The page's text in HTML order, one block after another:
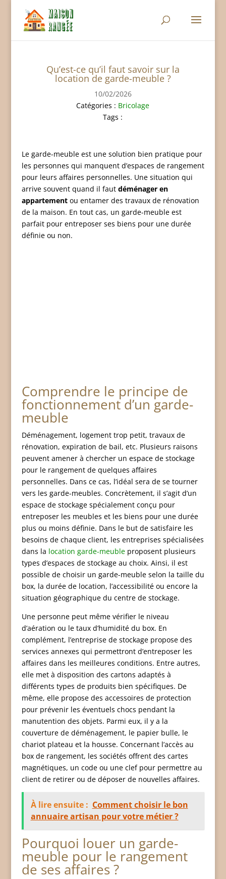
Qu’est-ce qu’il faut savoir sur la
location de garde-meuble ?
10/02/2026
Catégories : Bricolage
Tags :
Le garde-meuble est une solution bien pratique pour
les personnes qui manquent d’espaces de rangement
pour leurs affaires personnelles. Une situation qui
arrive souvent quand il faut déménager en
appartementou entamer des travaux de rénovation
de la maison. En tout cas, un garde-meuble est
parfait pour entreposer ses biens pour une durée
définie ou non.
Comprendre le principe de
fonctionnement d’un garde-
meuble
Déménagement, logement trop petit, travaux de
rénovation, expiration de bail, etc. Plusieurs raisons
peuvent amener à chercher un espace de stockage
pour le rangement de quelques affaires
personnelles. Dans ce cas, l’idéal sera de se tourner
vers les garde-meubles. Concrètement, il s’agit d’un
espace de stockage spécialement conçu pour
entreposer les meubles et les biens pour une durée
plus ou moins définie. Dans le but de satisfaire les
besoins de chaque client, les entreprises spécialisées
dans la location garde-meubleproposent plusieurs
types d’espaces de stockage au choix. Ainsi, il est
possible de choisir un garde-meuble selon la taille du
box, la durée de location, l’accessibilité ou encore la
situation géographique du centre de stockage.
Une personne peut même vérifier le niveau
d’aération ou le taux d’humidité du box. En
complément, l’entreprise de stockage propose des
services annexes qui permettront d’entreposer les
affaires dans les meilleures conditions. Entre autres,
elle met à disposition des cartons adaptés à
différents types de produits bien spécifiques. De
même, elle propose des accessoires de protection
pour prévenir les éventuels chocs pendant la
manutention des objets. Parmi eux, il y a la
couverture de déménagement, le papier bulle, le
chariot plateau et la housse. Concernant l’accès au
box de rangement, les sociétés offrent des cartes
magnétiques, un code ou une clef pour permettre au
client de retirer ou de déposer de nouvelles affaires.
À lire ensuite : Comment choisir le bon
annuaire artisan pour votre métier ?
Pourquoi louer un garde-
meuble pour le rangement
de ses affaires ?